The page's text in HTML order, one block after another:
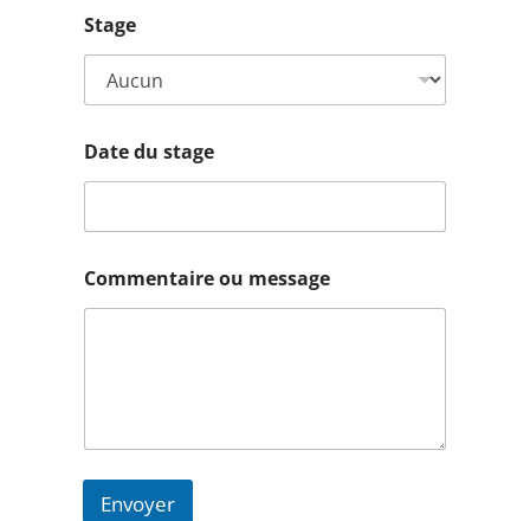
Stage
t
a
e
e
Date du stage
Commentaire ou message
Envoyer